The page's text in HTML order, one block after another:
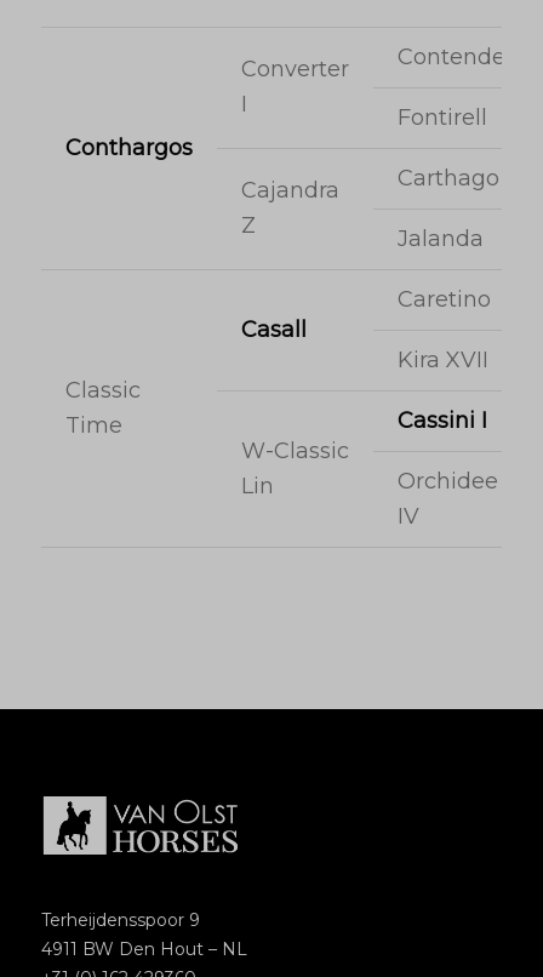
Conthargos
Converter
I
Contender
Fontirell
Cajandra
Z
Carthago
Jalanda
Classic
Time
Casall
Caretino
Kira XVII
W-Classic
Lin
Cassini I
Orchidee
IV
Terheijdensspoor 9
4911 BW Den Hout – NL